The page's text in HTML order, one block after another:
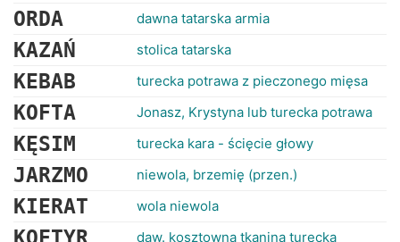
ORDA dawna tatarska armia
KAZAŃ stolica tatarska
KEBAB turecka potrawa z pieczonego mięsa
KOFTA Jonasz, Krystyna lub turecka potrawa
KĘSIM turecka kara - ścięcie głowy
JARZMO niewola, brzemię (przen.)
KIERAT wola niewola
daw. kosztowna tkanina turecka